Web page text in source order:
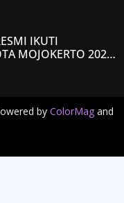
IKUTI
MOJOKERTO 2026,
by ColorMag and